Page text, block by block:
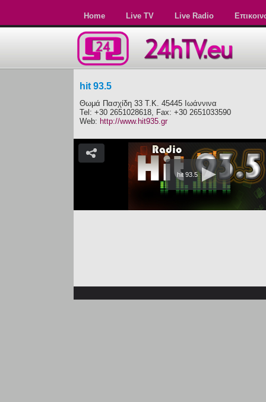
Home Live TV Live Radio
hit 93.5
Θωμά Πασχίδη 33 Τ.Κ. 45445 Ιωάννινα
Tel: +30 2651028618, Fax: +30 2651033590
Web: http://www.hit935.gr
hit 93.5